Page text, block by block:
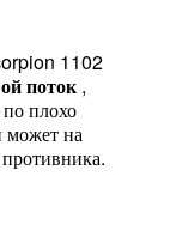
1102
поток,
плохо
может на